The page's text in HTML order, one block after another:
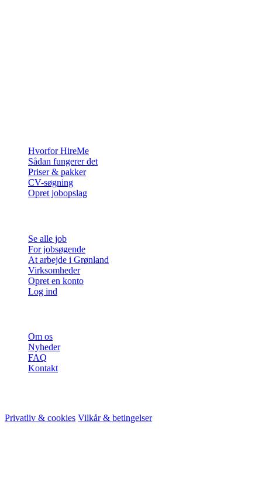
Hvorfor HireMe
Sådan fungerer det
Priser & pakker
CV-søgning
Opret jobopslag
Se alle job
For jobsøgende
At arbejde i Grønland
Virksomheder
Opret en konto
Log ind
Om os
Nyheder
FAQ
Kontakt
Privatliv & cookies Vilkår & betingelser